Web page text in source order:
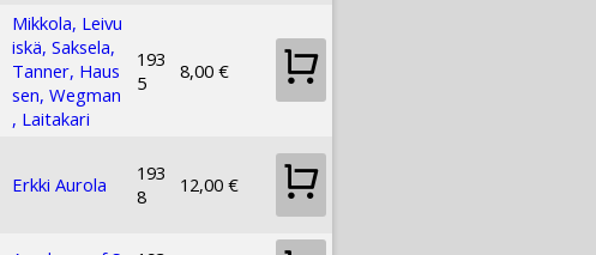
Mikkola, Leivu
iskä, Saksela,
Tanner, Haus
sen, Wegman
, Laitakari
193
5
8,00 €
Erkki Aurola
193
8
12,00 €